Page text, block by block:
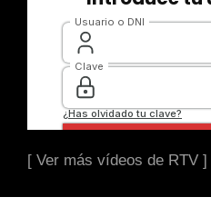
[ Ver más vídeos de RTV ]